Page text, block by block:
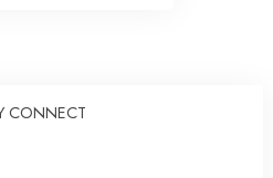
CONNECT